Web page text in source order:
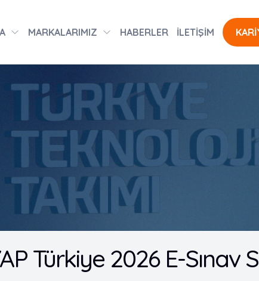
MARKALARIMIZ HABERLER İLETİŞİM
Türkiye 2026 E-Sınav